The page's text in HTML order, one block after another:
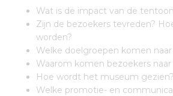
Wat is de impact van de
Zijn de bezoekers tevreden?
worden?
Welke doelgroepen komen
Waarom komen bezoekers
Hoe wordt het museum gezien?
Welke promotie- en